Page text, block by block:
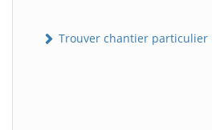
Trouver chantier particulier